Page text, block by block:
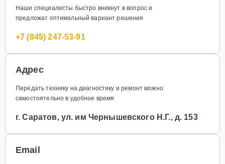
Наши специалисты быстро вникнут в вопрос и
предложат оптимальный вариант решения
+7 (845) 247-53-91
Адрес
Передать технику на диагностику и ремонт можно
самостоятельно в удобное время
г. Саратов, ул. им Чернышевского Н.Г., д. 153
Email